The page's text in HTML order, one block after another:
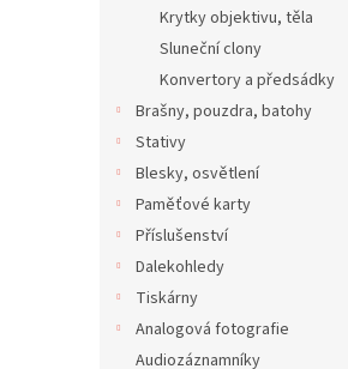
Krytky objektivu, těla
Sluneční clony
Konvertory a předsádky
Brašny, pouzdra, batohy
Stativy
Blesky, osvětlení
Paměťové karty
Příslušenství
Dalekohledy
Tiskárny
Analogová fotografie
Audiozáznamníky